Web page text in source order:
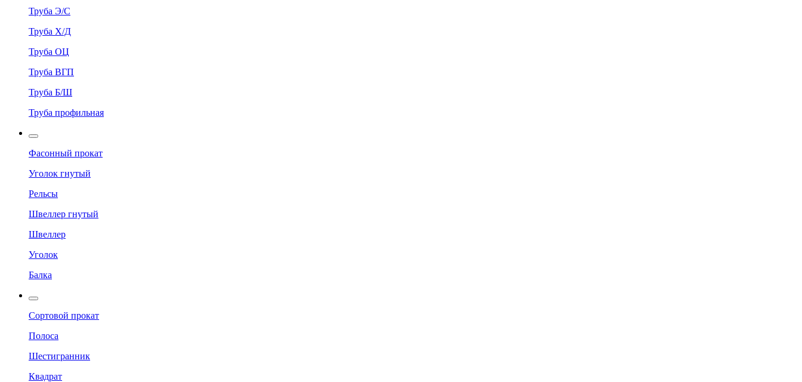
Труба Э/С
Труба Х/Д
Труба ОЦ
Труба ВГП
Труба Б/Ш
Труба профильная
Фасонный прокат
Уголок гнутый
Рельсы
Швеллер гнутый
Швеллер
Уголок
Балка
Сортовой прокат
Полоса
Шестигранник
Квадрат